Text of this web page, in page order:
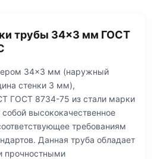
трубы 34×3 мм ГОСТ
34×3 мм (наружный
стенки 3 мм),
ГОСТ 8734-75 из стали марки
высококачественное
требованиям
Данная труба обладает
прочностными